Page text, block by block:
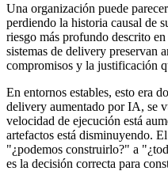
Una organización puede
perdiendo la historia causal de
riesgo más profundo descrito en
sistemas de delivery preservan
compromisos y la justificación
En entornos estables, esto era
delivery aumentado por IA, se
velocidad de ejecución está
artefactos está disminuyendo.
"¿podemos construirlo?" a
es la decisión correcta para